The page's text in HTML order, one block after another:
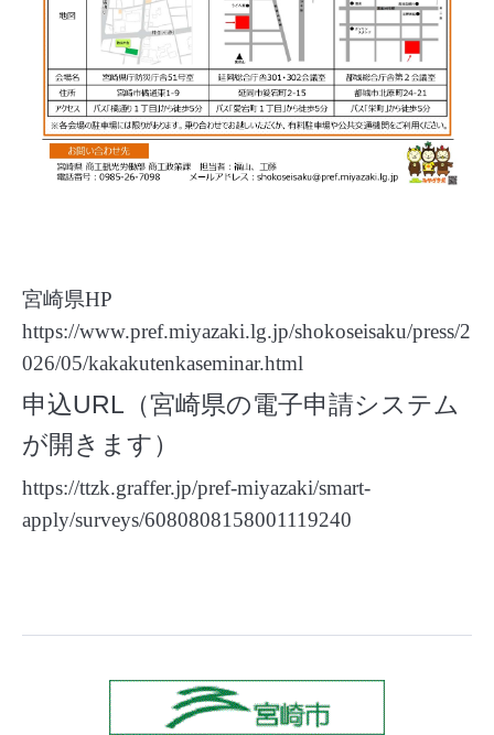
宮崎県HP
https://www.pref.miyazaki.lg.jp/shokoseisaku/press/2
026/05/kakakutenkaseminar.html
申込URL（宮崎県の電子申請システム
が開きます）
https://ttzk.graffer.jp/pref-miyazaki/smart-
apply/surveys/6080808158001119240